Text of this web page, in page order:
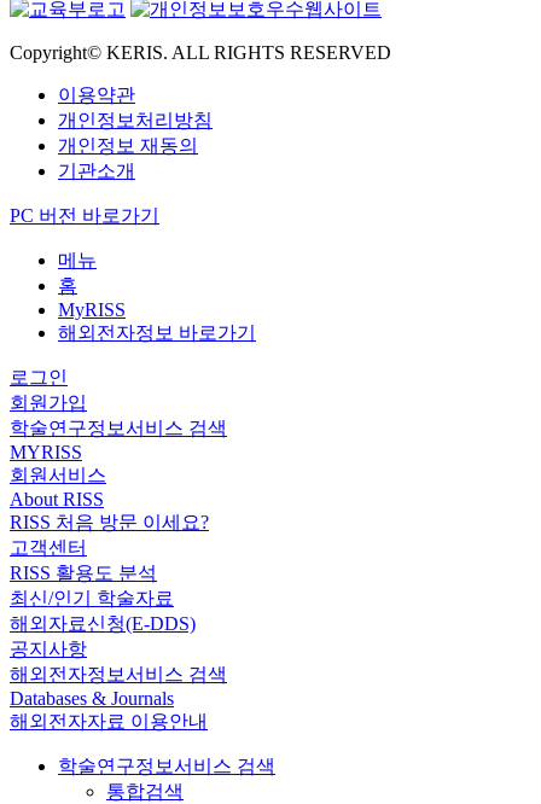
Copyright© KERIS. ALL RIGHTS RESERVED
이용약관
개인정보처리방침
개인정보 재동의
기관소개
PC 버전 바로가기
메뉴
홈
MyRISS
해외전자정보 바로가기
로그인
회원가입
학술연구정보서비스 검색
MYRISS
회원서비스
About RISS
RISS 처음 방문 이세요?
고객센터
RISS 활용도 분석
최신/인기 학술자료
해외자료신청(E-DDS)
공지사항
해외전자정보서비스 검색
Databases & Journals
해외전자자료 이용안내
학술연구정보서비스 검색
통합검색